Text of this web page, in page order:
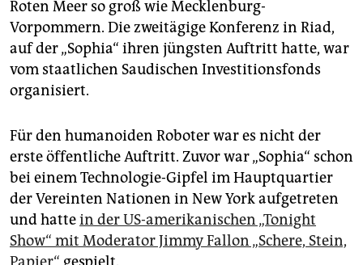
Roten Meer so groß wie Mecklenburg-
Vorpommern. Die zweitägige Konferenz in Riad,
auf der „Sophia“ ihren jüngsten Auftritt hatte, war
vom staatlichen Saudischen Investitionsfonds
organisiert.
Für den humanoiden Roboter war es nicht der
erste öffentliche Auftritt. Zuvor war „Sophia“ schon
bei einem Technologie-Gipfel im Hauptquartier
der Vereinten Nationen in New York aufgetreten
und hattein der US-amerikanischen „Tonight
Show“ mit Moderator Jimmy Fallon „Schere, Stein,